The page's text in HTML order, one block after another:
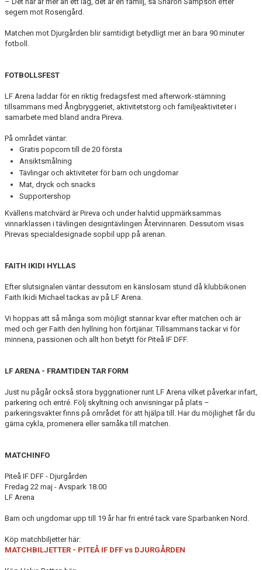
segern mot Rosengård.
Matchen mot Djurgården blir samtidigt betydligt mer än bara 90 minuter
fotboll.
FOTBOLLSFEST
LF Arena laddar för en riktig fredagsfest med afterwork-stämning
tillsammans med Ångbryggeriet, aktivitetstorg och familjeaktiviteter i
samarbete med bland andra Pireva.
På området väntar:
Gratis popcorn till de 20 första
Ansiktsmålning
Tävlingar och aktiviteter för barn och ungdomar
Mat, dryck och snacks
Supportershop
Kvällens matchvärd är Pireva och under halvtid uppmärksammas
vinnarklassen i tävlingen designtävlingen Återvinnaren. Dessutom visas
Pirevas specialdesignade sopbil upp på arenan.
FAITH IKIDI HYLLAS
Efter slutsignalen väntar dessutom en känslosam stund då klubbikonen
Faith Ikidi Michael tackas av på LF Arena.
Vi hoppas att så många som möjligt stannar kvar efter matchen och är
med och ger Faith den hyllning hon förtjänar. Tillsammans tackar vi för
minnena, passionen och allt hon betytt för Piteå IF DFF.
LF ARENA - FRAMTIDEN TAR FORM
Just nu pågår också stora byggnationer runt LF Arena vilket påverkar infart,
parkering och entré. Följ skyltning och anvisningar på plats –
parkeringsvakter finns på området för att hjälpa till. Har du möjlighet får du
gärna cykla, promenera eller samåka till matchen.
MATCHINFO
Piteå IF DFF - Djurgården
Fredag 22 maj - Avspark 18.00
LF Arena
Barn och ungdomar upp till 19 år har fri entré tack vare Sparbanken Nord.
Köp matchbiljetter här:
MATCHBILJETTER - PITEÅ IF DFF vs DJURGÅRDEN